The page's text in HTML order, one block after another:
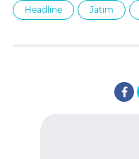
Headline Jatim